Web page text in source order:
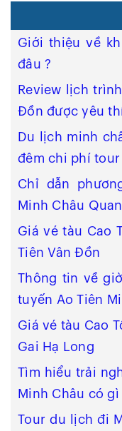
Giới thiệu về
đâu ?
Review lịch
Đồn được yêu
Du lịch minh
đêm chi phí
Chỉ dẫn
Minh Châu
Giá vé tàu Cao
Tiên Vân Đồn
Thông tin về
tuyến Ao Tiên
Giá vé tàu Cao
Gai Hạ Long
Tìm hiểu trải
Minh Châu có gì
Tour du lịch đi